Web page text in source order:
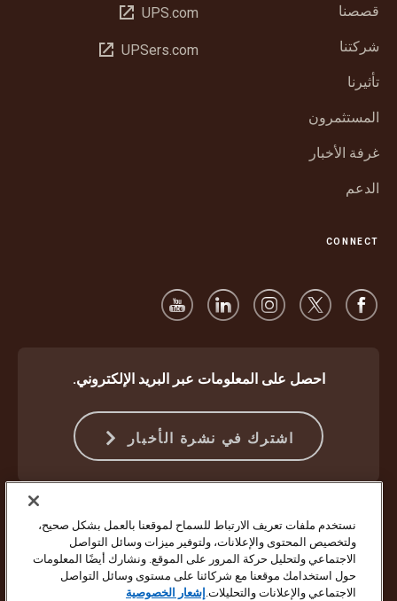
قصصنا
شركتنا
تأثيرنا
المستثمرون
غرفة الأخبار
الدعم
UPS.com فتح
نافذة
UPSers.com فتح
CONNECT
احصل على المعلومات عبر البريد الإلكتروني.
اشترك في نشرة الأخبار
إشعار الخصوصية
إعدادات ملفات تعريف الارتباط
جميع الحقوق محفوظة. لم تعد ترغب في تلقي تحديثات بالبريد الإلكتروني؟
نستخدم ملفات تعريف الارتباط للسماح لموقعنا بالعمل بشكل صحيح،
ولتخصيص المحتوى والإعلانات، ولتوفير ميزات وسائل التواصل
الاجتماعي ولتحليل حركة المرور على الموقع. ونشارك أيضًا المعلومات
حول استخدامك موقعنا مع شركائنا على مستوى وسائل التواصل
الاجتماعي والإعلانات والتحليلات. إشعار الخصوصية